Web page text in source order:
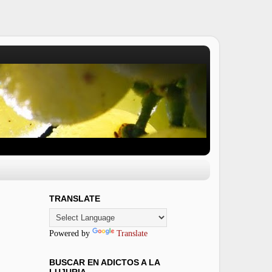
TRANSLATE
Powered by Translate
BUSCAR EN ADICTOS A LA